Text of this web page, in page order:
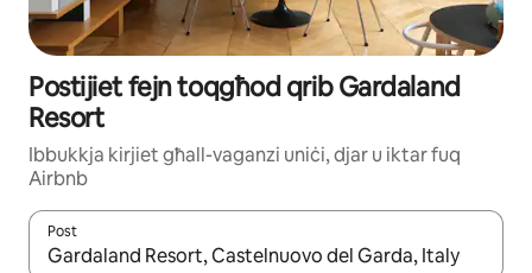
Postijiet fejn toqgħod qrib Gardaland
Resort
Ibbukkja kirjiet għall-vaganzi uniċi, djar u iktar fuq
Airbnb
Post
Meta r-riżultati jkunu disponibbli, tista' tmur minn riżultat